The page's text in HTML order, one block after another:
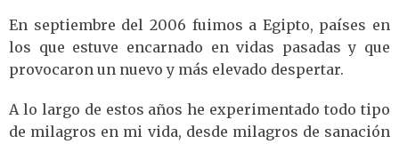
En septiembre del 2006 fuimos a Egipto, países en
los que estuve encarnado en vidas pasadas y que
provocaron un nuevo y más elevado despertar.
A lo largo de estos años he experimentado todo tipo
de milagros en mi vida, desde milagros de sanación